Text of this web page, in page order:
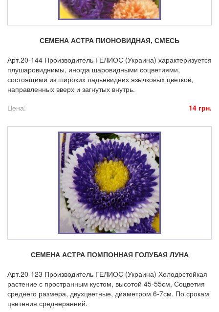
СЕМЕНА АСТРА ПИОНОВИДНАЯ, СМЕСЬ
Арт.20-144 Производитель ГЕЛИОС (Украина) характеризуется
плушаровиднимы, иногда шаровидными соцветиями,
состоящими из широких ладьевидних язычковых цветков,
направленных вверх и загнутых внутрь.
Цена:
14 грн.
СЕМЕНА АСТРА ПОМПОННАЯ ГОЛУБАЯ ЛУНА
Арт.20-123 Производитель ГЕЛИОС (Украина) Холодостойкая
растение с пространным кустом, высотой 45-55см, Соцветия
среднего размера, двухцветные, диаметром 6-7см. По срокам
цветения среднеранний.